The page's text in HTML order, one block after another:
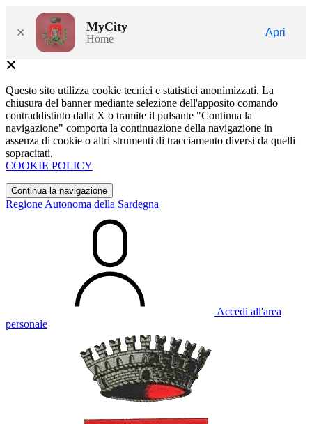
× MyCity
Home
Apri
Questo sito utilizza cookie tecnici e statistici anonimizzati. La
chiusura del banner mediante selezione dell'apposito comando
contraddistinto dalla X o tramite il pulsante "Continua la
navigazione" comporta la continuazione della navigazione in
assenza di cookie o altri strumenti di tracciamento diversi da quelli
sopracitati.
COOKIE POLICY
Continua la navigazione
Regione Autonoma della Sardegna
Accedi all'area
personale